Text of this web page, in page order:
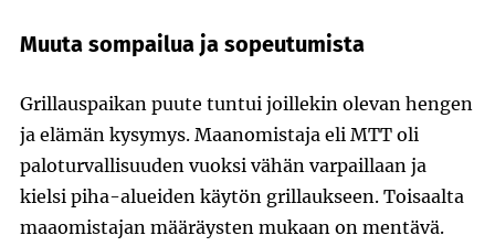
Muuta sompailua ja sopeutumista
Grillauspaikan puute tuntui joillekin olevan hengen
ja elämän kysymys. Maanomistaja eli MTT oli
paloturvallisuuden vuoksi vähän varpaillaan ja
kielsi piha-alueiden käytön grillaukseen. Toisaalta
maaomistajan määräysten mukaan on mentävä.